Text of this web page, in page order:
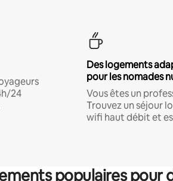
24
Des logements
pour les nomades
Vous êtes un
Trouvez un séjour
wifi haut débit et
populaires pour